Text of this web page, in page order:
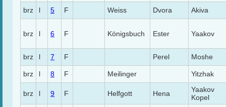
brz
l 5 F Weiss Dvora Akiva
brz l 6 F Königsbuch Ester Yaakov
brz l 7 F Perel Moshe
brz l 8 F Meilinger Yitzhak
brz l 9 F Helfgott Hena
Yaakov
Kopel